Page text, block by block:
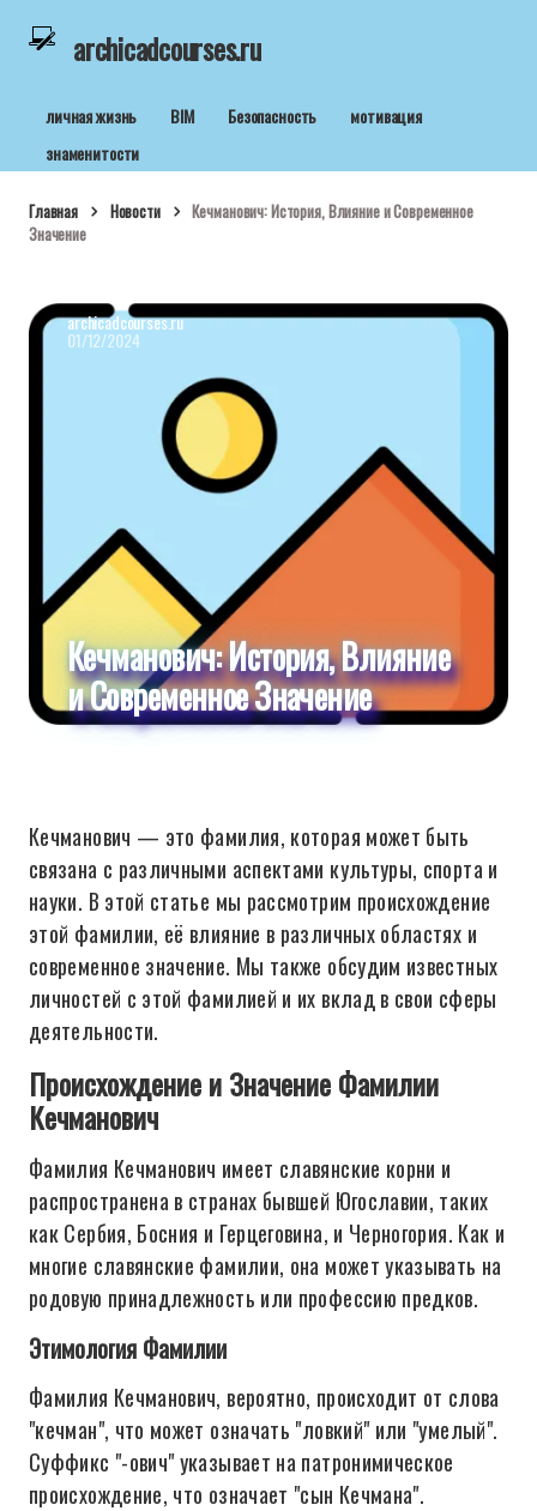
archicadcourses.ru
личная жизнь BIM Безопасность
мотивация
знаменитости
Главная Новости
Кечманович: История, Влияние и Современное
Значение
archicadcourses.ru
01/12/2024
Кечманович: История, Влияние
и Современное Значение
Кечманович — это фамилия, которая может быть
связана с различными аспектами культуры, спорта и
науки. В этой статье мы рассмотрим происхождение
этой фамилии, её влияние в различных областях и
современное значение. Мы также обсудим известных
личностей с этой фамилией и их вклад в свои сферы
деятельности.
Происхождение и Значение Фамилии
Кечманович
Фамилия Кечманович имеет славянские корни и
распространена в странах бывшей Югославии, таких
как Сербия, Босния и Герцеговина, и Черногория. Как и
многие славянские фамилии, она может указывать на
родовую принадлежность или профессию предков.
Этимология Фамилии
Фамилия Кечманович, вероятно, происходит от слова
"кечман", что может означать "ловкий" или "умелый".
Суффикс "-ович" указывает на патронимическое
происхождение, что означает "сын Кечмана".